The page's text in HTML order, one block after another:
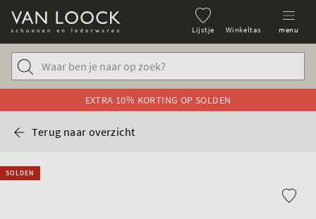
Lijstje Winkeltas menu
EXTRA 10% KORTING OP SOLDEN
Terug naar overzicht
SOLDEN